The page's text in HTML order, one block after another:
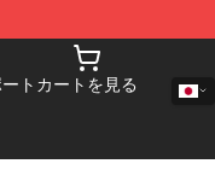
ト カートを見る